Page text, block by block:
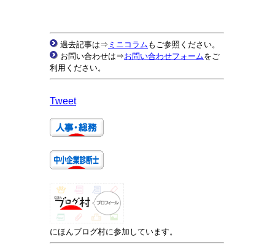
過去記事は⇒ ミニコラム もご参照ください。
お問い合わせは⇒お問い合わせフォームをご
利用ください。
Tweet
にほんブログ村に参加しています。